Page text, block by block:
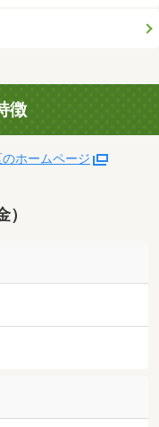
徴
ホームページ